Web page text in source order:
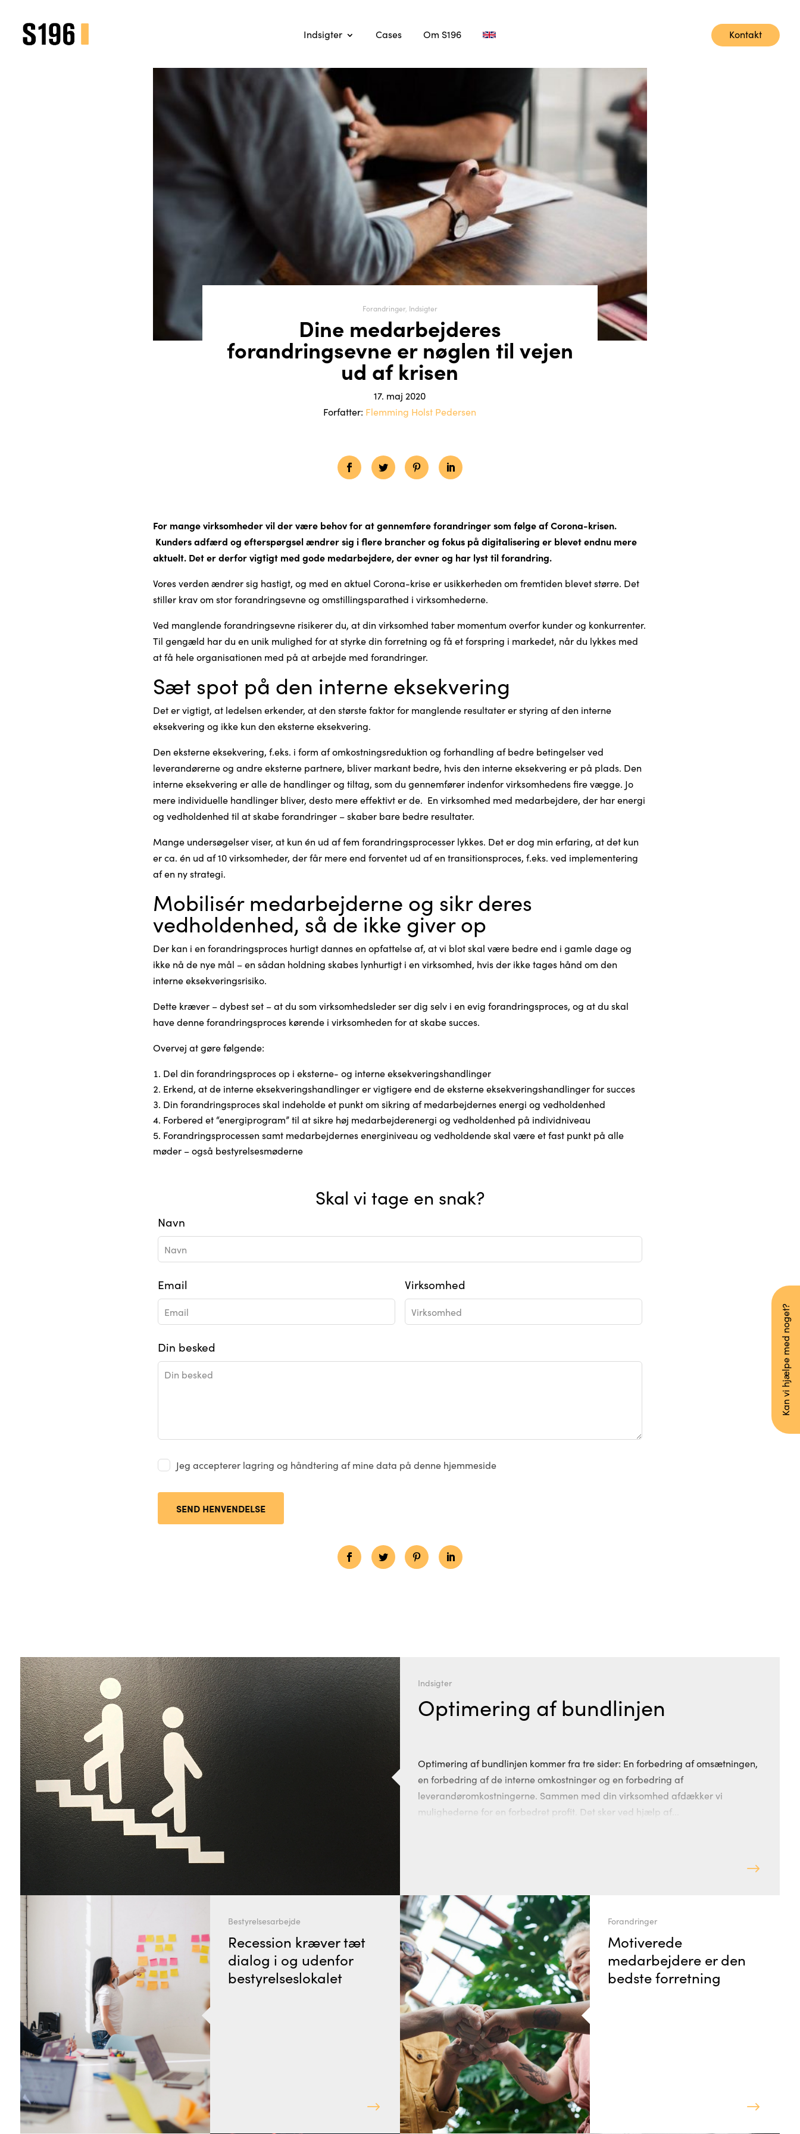
Indsigter Cases Om S196 Kontakt
Kan vi hjælpe med noget?
Forandringer, Indsigter
Dine medarbejderes
forandringsevne er nøglen til vejen
ud af krisen
17. maj 2020
Forfatter: Flemming Holst Pedersen
For mange virksomheder vil der være behov for at gennemføre forandringer som følge af Corona-krisen.
Kunders adfærd og efterspørgsel ændrer sig i flere brancher og fokus på digitalisering er blevet endnu mere
aktuelt. Det er derfor vigtigt med gode medarbejdere, der evner og har lyst til forandring.
Vores verden ændrer sig hastigt, og med en aktuel Corona-krise er usikkerheden om fremtiden blevet større. Det
stiller krav om stor forandringsevne og omstillingsparathed i virksomhederne.
Ved manglende forandringsevne risikerer du, at din virksomhed taber momentum overfor kunder og konkurrenter.
Til gengæld har du en unik mulighed for at styrke din forretning og få et forspring i markedet, når du lykkes med
at få hele organisationen med på at arbejde med forandringer.
Sæt spot på den interne eksekvering
Det er vigtigt, at ledelsen erkender, at den største faktor for manglende resultater er styring af den interne
eksekvering og ikke kun den eksterne eksekvering.
Den eksterne eksekvering, f.eks. i form af omkostningsreduktion og forhandling af bedre betingelser ved
leverandørerne og andre eksterne partnere, bliver markant bedre, hvis den interne eksekvering er på plads. Den
interne eksekvering er alle de handlinger og tiltag, som du gennemfører indenfor virksomhedens fire vægge. Jo
mere individuelle handlinger bliver, desto mere effektivt er de. En virksomhed med medarbejdere, der har energi
og vedholdenhed til at skabe forandringer – skaber bare bedre resultater.
Mange undersøgelser viser, at kun én ud af fem forandringsprocesser lykkes. Det er dog min erfaring, at det kun
er ca. én ud af 10 virksomheder, der får mere end forventet ud af en transitionsproces, f.eks. ved implementering
af en ny strategi.
Mobilisér medarbejderne og sikr deres
vedholdenhed, så de ikke giver op
Der kan i en forandringsproces hurtigt dannes en opfattelse af, at vi blot skal være bedre end i gamle dage og
ikke nå de nye mål – en sådan holdning skabes lynhurtigt i en virksomhed, hvis der ikke tages hånd om den
interne eksekveringsrisiko.
Dette kræver – dybest set – at du som virksomhedsleder ser dig selv i en evig forandringsproces, og at du skal
have denne forandringsproces kørende i virksomheden for at skabe succes.
Overvej at gøre følgende:
Del din forandringsproces op i eksterne- og interne eksekveringshandlinger
Erkend, at de interne eksekveringshandlinger er vigtigere end de eksterne eksekveringshandlinger for succes
Din forandringsproces skal indeholde et punkt om sikring af medarbejdernes energi og vedholdenhed
Forbered et “energiprogram” til at sikre høj medarbejderenergi og vedholdenhed på individniveau
Forandringsprocessen samt medarbejdernes energiniveau og vedholdende skal være et fast punkt på alle
møder – også bestyrelsesmøderne
Skal vi tage en snak?
Leave
this
field
blank
Navn
Email Virksomhed
Din besked
Jeg accepterer lagring og håndtering af mine data på denne hjemmeside
SEND HENVENDELSE
Indsigter
Optimering af bundlinjen
Optimering af bundlinjen kommer fra tre sider: En forbedring af omsætningen,
en forbedring af de interne omkostninger og en forbedring af
leverandøromkostningerne. Sammen med din virksomhed afdækker vi
mulighederne for en forbedret profit. Det sker ved hjælp af...
Bestyrelsesarbejde
Recession kræver tæt
dialog i og udenfor
bestyrelseslokalet
Forandringer
Motiverede
medarbejdere er den
bedste forretning